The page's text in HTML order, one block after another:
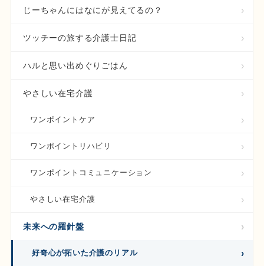
じーちゃんにはなにが見えてるの？
ツッチーの旅する介護士日記
ハルと思い出めぐりごはん
やさしい在宅介護
ワンポイントケア
ワンポイントリハビリ
ワンポイントコミュニケーション
やさしい在宅介護
未来への羅針盤
好奇心が拓いた介護のリアル